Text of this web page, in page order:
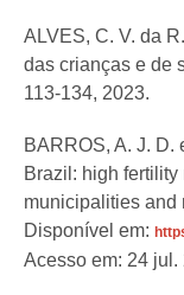
ALVES, C. V. da
das crianças e de
113-134, 2023.
BARROS, A. J. D.
Brazil: high
municipalities and
Disponível em:
Acesso em: 24 jul.